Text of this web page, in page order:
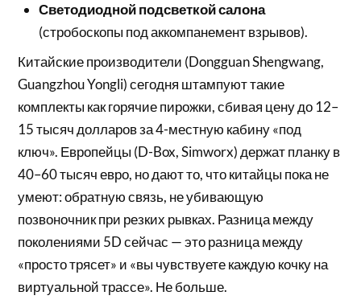
Светодиодной подсветкой салона
(стробоскопы под аккомпанемент взрывов).
Китайские производители (Dongguan Shengwang,
Guangzhou Yongli) сегодня штампуют такие
комплекты как горячие пирожки, сбивая цену до 12–
15 тысяч долларов за 4-местную кабину «под
ключ». Европейцы (D-Box, Simworx) держат планку в
40–60 тысяч евро, но дают то, что китайцы пока не
умеют: обратную связь, не убивающую
позвоночник при резких рывках. Разница между
поколениями 5D сейчас — это разница между
«просто трясет» и «вы чувствуете каждую кочку на
виртуальной трассе». Не больше.